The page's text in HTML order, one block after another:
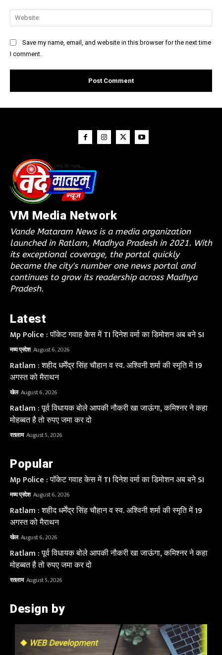
Save my name, email, and website in this browser for the next time
I comment.
VM Media Network
Vande Mataram News is a media organization
launched in Ratlam, Madhya Pradesh in 2021. With
its exceptional coverage, the portal quickly
became the city's number one news portal and
continues to grow its readership across Madhya
Pradesh.
Latest
Mp Police : पॉकेट गवाह केस में TI दिनेश वर्मा का डिमोशन अब बने SI
मध्य प्रदेश August 6, 2026
Ratlam : शहीद धर्मेंद्र सिंह चौहान व स्व. अश्विनी शर्मा की स्मृति में 19
अगस्त को मैराथन
खेल August 6, 2026
Ratlam : पूर्व विधायक बोले आपकी नौकरी खा जाऊंगा, कमिश्नर ने कहा
मोहब्बत है तो रुपए जमा कर दो
रतलाम August 5, 2026
Popular
Mp Police : पॉकेट गवाह केस में TI दिनेश वर्मा का डिमोशन अब बने SI
मध्य प्रदेश August 6, 2026
Ratlam : शहीद धर्मेंद्र सिंह चौहान व स्व. अश्विनी शर्मा की स्मृति में 19
अगस्त को मैराथन
खेल August 6, 2026
Ratlam : पूर्व विधायक बोले आपकी नौकरी खा जाऊंगा, कमिश्नर ने कहा
मोहब्बत है तो रुपए जमा कर दो
रतलाम August 5, 2026
Design by